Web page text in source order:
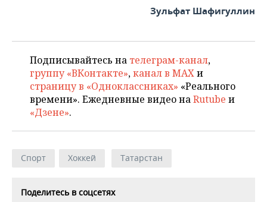
Зульфат Шафигуллин
Подписывайтесь на телеграм-канал,
группу «ВКонтакте»,канал в MAXи
страницу в «Одноклассниках» «Реального
времени». Ежедневные видео наRutube и
«Дзене».
Спорт Хоккей Татарстан
Поделитесь в соцсетях